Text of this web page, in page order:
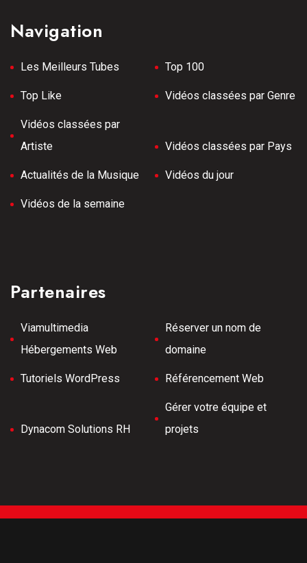
Navigation
Les Meilleurs Tubes Top 100
Top Like Vidéos classées par Genre
Vidéos classées par
Artiste
Vidéos classées par Pays
Actualités de la Musique Vidéos du jour
Vidéos de la semaine
Partenaires
Viamultimedia
Hébergements Web
Réserver un nom de
domaine
Tutoriels WordPress Référencement Web
Dynacom Solutions RH
Gérer votre équipe et
projets